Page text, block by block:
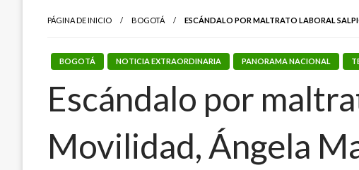
PÁGINA DE INICIO BOGOTÁ ESCÁNDALO POR MALTRATO LABORAL
BOGOTÁ NOTICIA EXTRAORDINARIA PANORAMA NACIONAL
Escándalo por
Movilidad, Ángela